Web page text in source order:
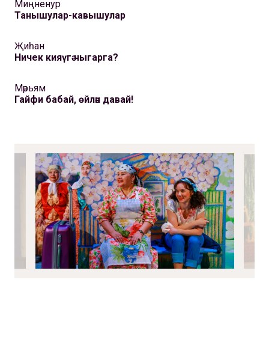
Миңненур
Танышулар-кавышулар
Җиһан
Ничек кияүгә чыгарга?
Мәрьям
Гайфи бабай, өйлән давай!